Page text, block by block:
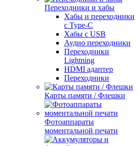
Переходники и хабы
Хабы и переходники
с Type-C
Хабы с USB
Аудио переходники
Переходники
Lightning
HDMI адаптер
Переходники
Карты памяти / Флешки
Фотоаппараты
моментальной печати